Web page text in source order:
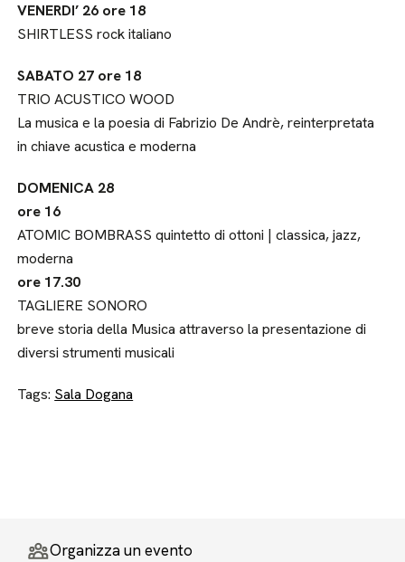
VENERDI’ 26 ore 18
SHIRTLESS rock italiano
SABATO 27 ore 18
TRIO ACUSTICO WOOD
La musica e la poesia di Fabrizio De Andrè, reinterpretata
in chiave acustica e moderna
DOMENICA 28
ore 16
ATOMIC BOMBRASS quintetto di ottoni | classica, jazz,
moderna
ore 17.30
TAGLIERE SONORO
breve storia della Musica attraverso la presentazione di
diversi strumenti musicali
Tags: Sala Dogana
Organizza un evento